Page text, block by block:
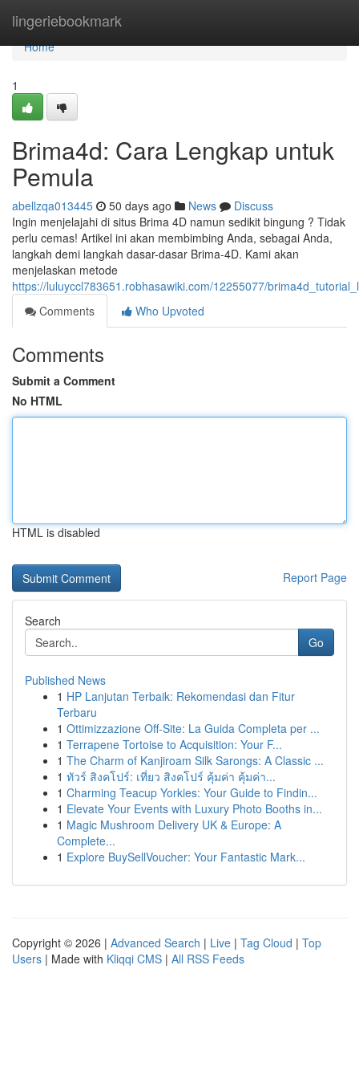
lingeriebookmark
Home
Home
1
Brima4d: Cara Lengkap untuk
Pemula
abellzqa013445 50 days ago News
Discuss
Ingin menjelajahi di situs Brima 4D namun sedikit bingung ? Tidak
perlu cemas! Artikel ini akan membimbing Anda, sebagai Anda,
langkah demi langkah dasar-dasar Brima-4D. Kami akan
menjelaskan metode
https://luluyccl783651.robhasawiki.com/12255077/
Comments
Who Upvoted
Comments
Submit a Comment
No HTML
HTML is disabled
Report Page
Search
Go
Published News
1 HP Lanjutan Terbaik: Rekomendasi dan Fitur
Terbaru
1 Ottimizzazione Off-Site: La Guida Completa per ...
1 Terrapene Tortoise to Acquisition: Your F...
1 The Charm of Kanjiroam Silk Sarongs: A Classic ...
1 ทัวร์ สิงคโปร์: เที่ยว สิงคโปร์ คุ้มค่า คุ้มค่า...
1 Charming Teacup Yorkies: Your Guide to Findin...
1 Elevate Your Events with Luxury Photo Booths in...
1 Magic Mushroom Delivery UK & Europe: A
Complete...
1 Explore BuySellVoucher: Your Fantastic Mark...
Copyright © 2026 | Advanced Search | Live | Tag Cloud | Top
Users | Made with Kliqqi CMS | All RSS Feeds